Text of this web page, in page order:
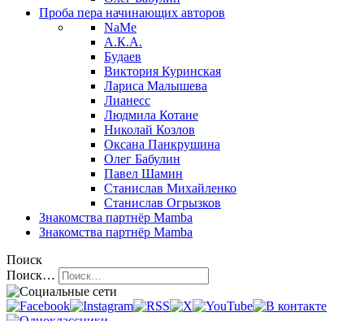
Проба пера начинающих авторов
NaMe
А.К.А.
Будаев
Виктория Куринская
Лариса Малышева
Лианесс
Людмила Котане
Николай Козлов
Оксана Панкрушина
Олег Бабулин
Павел Шамин
Станислав Михайленко
Станислав Огрызков
Знакомства партнёр Mamba
Знакомства партнёр Mamba
Поиск
Поиск…